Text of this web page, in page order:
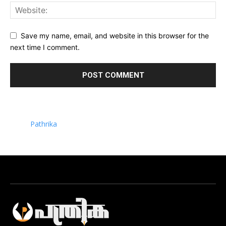
Save my name, email, and website in this browser for the
next time I comment.
Pathrika